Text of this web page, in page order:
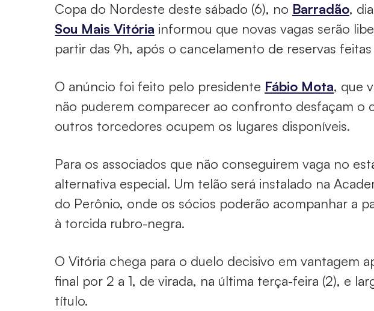
Copa do Nordeste deste sábado (6), no Barradão,
Sou Mais Vitória informou que novas vagas serão
partir das 9h, após o cancelamento de reservas
O anúncio foi feito pelo presidente Fábio Mota, que
não puderem comparecer ao confronto desfaçam o
outros torcedores ocupem os lugares disponíveis.
Para os associados que não conseguirem vaga no
alternativa especial. Um telão será instalado na
do Perônio, onde os sócios poderão acompanhar a
à torcida rubro-negra.
O Vitória chega para o duelo decisivo em vantagem
final por 2 a 1, de virada, na última terça-feira (2), e
título.